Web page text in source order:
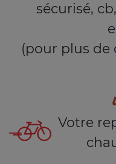
sécurisé,
(pour plus de
Votre